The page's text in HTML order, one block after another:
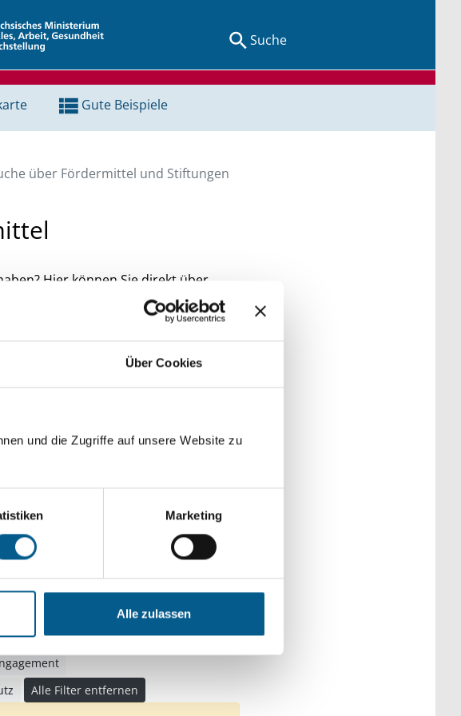
Über Cookies
und die Zugriffe auf unsere Website zu
Marketing
Alle zulassen
Suche
Gute Beispiele
über Fördermittel und Stiftungen
Hier können Sie direkt über
Bei der Suche bitte die Groß- und
Bereichen oder Kategorien
Suchen
Kinder, Jugendliche & Familie
& Pflege
Themen: Menschen mit Behinderung
Kunst & Kultur
Alle Filter entfernen